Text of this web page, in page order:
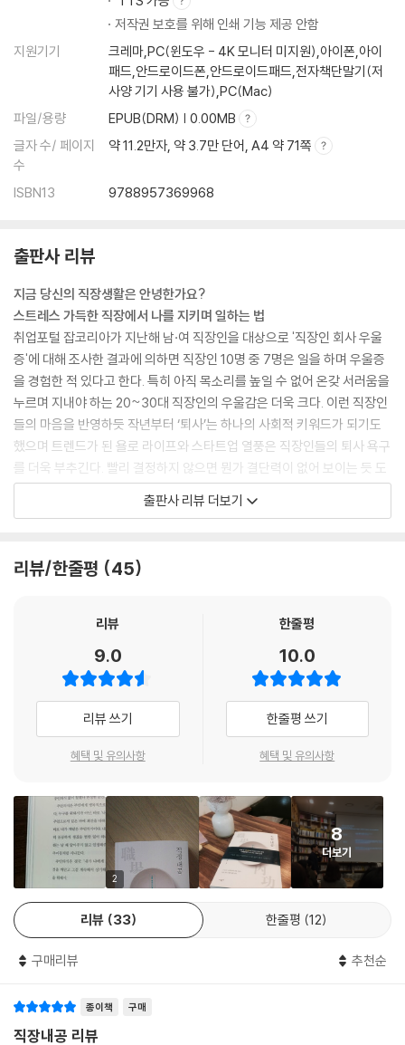
일 못하는 사람의 유형
실수에 슬기롭게 대처하는 법
중간보고가 만드는 기적
직장에서 필요한 창의성은 따로 있다
감정이 아닌 감성으로 일하라
미지근함의 미학을 발휘하라
오케스트라 지휘자처럼 나를 중심에 두기
직장생활에 꼭 필요한 단축키는?
저작권 보호를 위해 인쇄 기능 제공 안함
지원기기
크레마,PC(윈도우 - 4K 모니터 미지원),아이폰,아이
패드,안드로이드폰,안드로이드패드,전자책단말기(저
사양 기기 사용 불가),PC(Mac)
파일/용량
EPUB(DRM) | 0.00MB
글자 수/ 페이지
수
약 11.2만자, 약 3.7만 단어, A4 약 71쪽
ISBN13 9788957369968
출판사 리뷰
지금 당신의 직장생활은 안녕한가요?
스트레스 가득한 직장에서 나를 지키며 일하는 법
취업포털 잡코리아가 지난해 남·여 직장인을 대상으로 '직장인 회사 우울
증'에 대해 조사한 결과에 의하면 직장인 10명 중 7명은 일을 하며 우울증
을 경험한 적 있다고 한다. 특히 아직 목소리를 높일 수 없어 온갖 서러움을
누르며 지내야 하는 20~30대 직장인의 우울감은 더욱 크다. 이런 직장인
들의 마음을 반영하듯 작년부터 ‘퇴사’는 하나의 사회적 키워드가 되기도
했으며 트렌드가 된 욜로 라이프와 스타트업 열풍은 직장인들의 퇴사 욕구
를 더욱 부추긴다. 빨리 결정하지 않으면 뭔가 결단력이 없어 보이는 듯 도
발적인 메시지를 쏟아내는 기사와 자기계발서들, 간혹 들려오는 아는 사람
의 창업과 성공 스토리는 마치 퇴사를 하지 않으면 유행에 뒤처지는 것 같
하지만 퇴사를 하고 여행을 떠난다고, 하고 싶은 일을 찾아 창업한다고 문
것은 아니며 같은 문제의 반복 혹은 또 다른 문제의 시작이 될 확률이 높다.
거운 감자와 같은 존재가 아닐까? 대책 없이 떠나는 대신 현명하게 잘 지내
는 법을 고민하는 것이 더 낫지 않을까?
“‘하고 싶은 일 하고 살라’는 달콤한 거짓말에 속지 마라!”
회사보다는 ‘나’를 위해 일하고 싶은 직장인들이 알아야 할 모든 것
활을 해온 평범한 직장인인 저자는 “회사는 자신을 성장시켜온 가장 좋은
학교였다”고 말한다. 대기업에 입사할 때는 ‘최연소 임원’이라는 당찬 포부
를 갖기도 했지만, 현실은 좌충우돌, 때로는 남보다 한걸음 늦어 좌절도 많
았다. 그래서 저자는 누구보다 후배들의 고민을 더 잘 이해하게 되었고, 자
연스레 그들의 입장에서 필요한 이야기를 전하게 되었다.
이 책은 브런치에서 많은 사람의 공감을 얻으며 연재 중인 매거진 ‘젊음이
된 것으로 여기저기 치이며 상처 입은 2030 직장인들을 향해 때론 위로
라보고, 전쟁터와 같은 직장생활에서 나를 잃지 않으며 일하기 위해 필요
한 내공을 전한다.
출판사 리뷰 더보기
리뷰/한줄평 45
리뷰
9.0
리뷰 쓰기
혜택 및 유의사항
한줄평
10.0
한줄평 쓰기
혜택 및 유의사항
2
8
더보기
리뷰 33 한줄평 12
구매리뷰 추천순
종이책 구매
직장내공 리뷰